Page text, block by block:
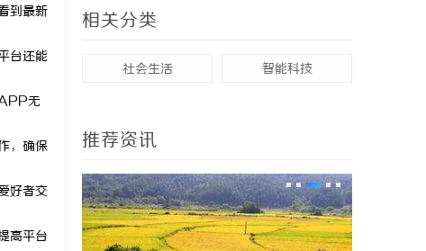
到最新
台还能
无
，确保
好者交
高平台
相关分类
社会生活 智能科技
推荐资讯